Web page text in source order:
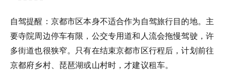
自驾提醒：京都市区本身不适合作为自驾旅行目的地。主
要寺院周边停车有限，公交专用道和人流会拖慢驾驶，许
多街道也很狭窄。只有在结束京都市区行程后，计划前往
京都府乡村、琵琶湖或山村时，才建议租车。